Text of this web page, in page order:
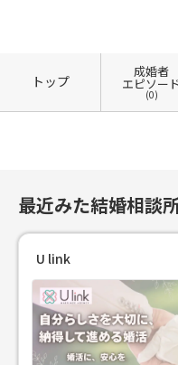
トップ
成婚者
エピソード
(0)
最近みた結婚相談
U link